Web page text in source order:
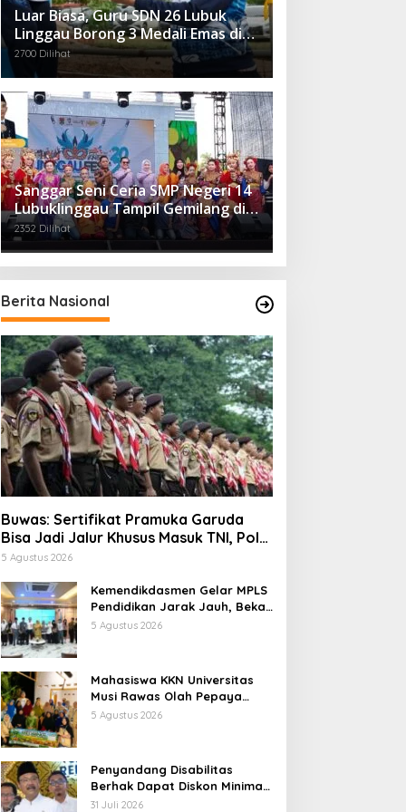
Luar Biasa, Guru SDN 26 Lubuk
Linggau Borong 3 Medali Emas di
Tiga Cabor Berbeda
2700 Dilihat
Sanggar Seni Ceria SMP Negeri 14
Lubuklinggau Tampil Gemilang di
Linggau Fest 2025
2352 Dilihat
Berita Nasional
Buwas: Sertifikat Pramuka Garuda
Bisa Jadi Jalur Khusus Masuk TNI, Polri,
dan Perguruan Tinggi
5 Agustus 2026
Kemendikdasmen Gelar MPLS
Pendidikan Jarak Jauh, Bekali
Murid Bangun Kemandirian
5 Agustus 2026
Mahasiswa KKN Universitas
Musi Rawas Olah Pepaya
Menjadi Produk Bernilai Jual
5 Agustus 2026
Penyandang Disabilitas
Berhak Dapat Diskon Minimal
20 Persen untuk Biaya
31 Juli 2026